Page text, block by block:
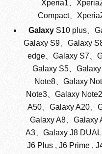
Xperia1、
Compact、
Galaxy S10 plus、
Galaxy S9、Galaxy
edge、Galaxy S7、
Galaxy S5、
Note8、Galaxy
Note3、Galaxy
A50、Galaxy A20、
Galaxy A8、Galaxy
A3、Galaxy J8
J6 Plus , J6 Prime ,